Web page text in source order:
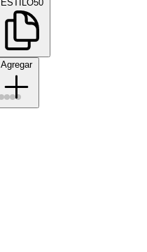
ESTILO50
Agregar